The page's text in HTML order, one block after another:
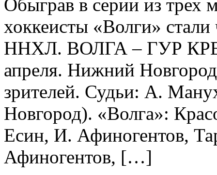
Обыграв в серии из трех
хоккеисты «Волги»
ННХЛ. ВОЛГА – ГУР
апреля. Нижний
зрителей. Судьи: А.
Новгород). «Волга»:
Есин, И. Афиногентов,
Афиногентов, […]